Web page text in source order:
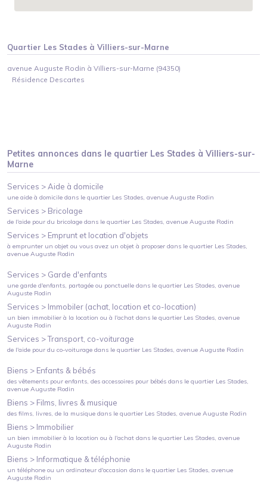
Quartier Les Stades àVilliers-sur-Marne
avenue Auguste Rodin à Villiers-sur-Marne (94350)
Résidence Descartes
Petites annonces dans le quartier Les Stades à Villiers-sur-
Marne
Services >Aide à domicile
une aide à domicile dans le quartier Les Stades, avenue Auguste Rodin
Services > Bricolage
de l'aide pour du bricolage dans le quartier Les Stades, avenue Auguste Rodin
Services > Emprunt et location d'objets
à emprunter un objet ou vous avez un objet à proposer dans le quartier Les Stades,
avenue Auguste Rodin
Services > Garde d'enfants
une garde d'enfants, partagée ou ponctuelle dans le quartier Les Stades, avenue
Auguste Rodin
Services > Immobiler (achat, location et co-location)
un bien immobilier à la location ou à l'achat dans le quartier Les Stades, avenue
Auguste Rodin
Services >Transport, co-voiturage
de l'aide pour du co-voiturage dans le quartier Les Stades, avenue Auguste Rodin
Biens > Enfants & bébés
des vêtements pour enfants, des accessoires pour bébés dans le quartier Les Stades,
avenue Auguste Rodin
Biens > Films, livres & musique
des films, livres, de la musique dans le quartier Les Stades, avenue Auguste Rodin
Biens > Immobilier
un bien immobilier à la location ou à l'achat dans le quartier Les Stades, avenue
Auguste Rodin
Biens > Informatique & téléphonie
un téléphone ou un ordinateur d'occasion dans le quartier Les Stades, avenue
Auguste Rodin